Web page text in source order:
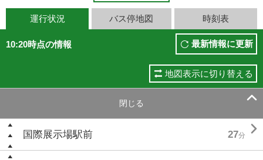
運行状況 バス停地図 時刻表
10:20時点の情報 最新情報に更新
地図表示に切り替える
閉じる 
国際展示場駅前 27分 